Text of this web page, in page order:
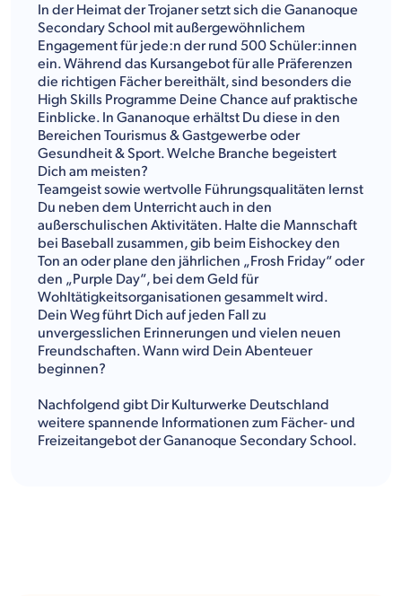
In der Heimat der Trojaner setzt sich die Gananoque
Secondary School mit außergewöhnlichem
Engagement für jede:n der rund 500 Schüler:innen
ein. Während das Kursangebot für alle Präferenzen
die richtigen Fächer bereithält, sind besonders die
High Skills Programme Deine Chance auf praktische
Einblicke. In Gananoque erhältst Du diese in den
Bereichen Tourismus & Gastgewerbe oder
Gesundheit & Sport. Welche Branche begeistert
Dich am meisten?
Teamgeist sowie wertvolle Führungsqualitäten lernst
Du neben dem Unterricht auch in den
außerschulischen Aktivitäten. Halte die Mannschaft
bei Baseball zusammen, gib beim Eishockey den
Ton an oder plane den jährlichen „Frosh Friday“ oder
den „Purple Day“, bei dem Geld für
Wohltätigkeitsorganisationen gesammelt wird.
Dein Weg führt Dich auf jeden Fall zu
unvergesslichen Erinnerungen und vielen neuen
Freundschaften. Wann wird Dein Abenteuer
beginnen?
Nachfolgend gibt Dir Kulturwerke Deutschland
weitere spannende Informationen zum Fächer- und
Freizeitangebot der Gananoque Secondary School.